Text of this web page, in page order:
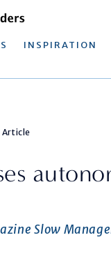
INSPIRATION
Article
Slow